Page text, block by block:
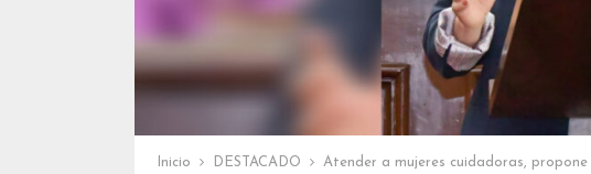
Inicio DESTACADO Atender a mujeres cuidadoras,